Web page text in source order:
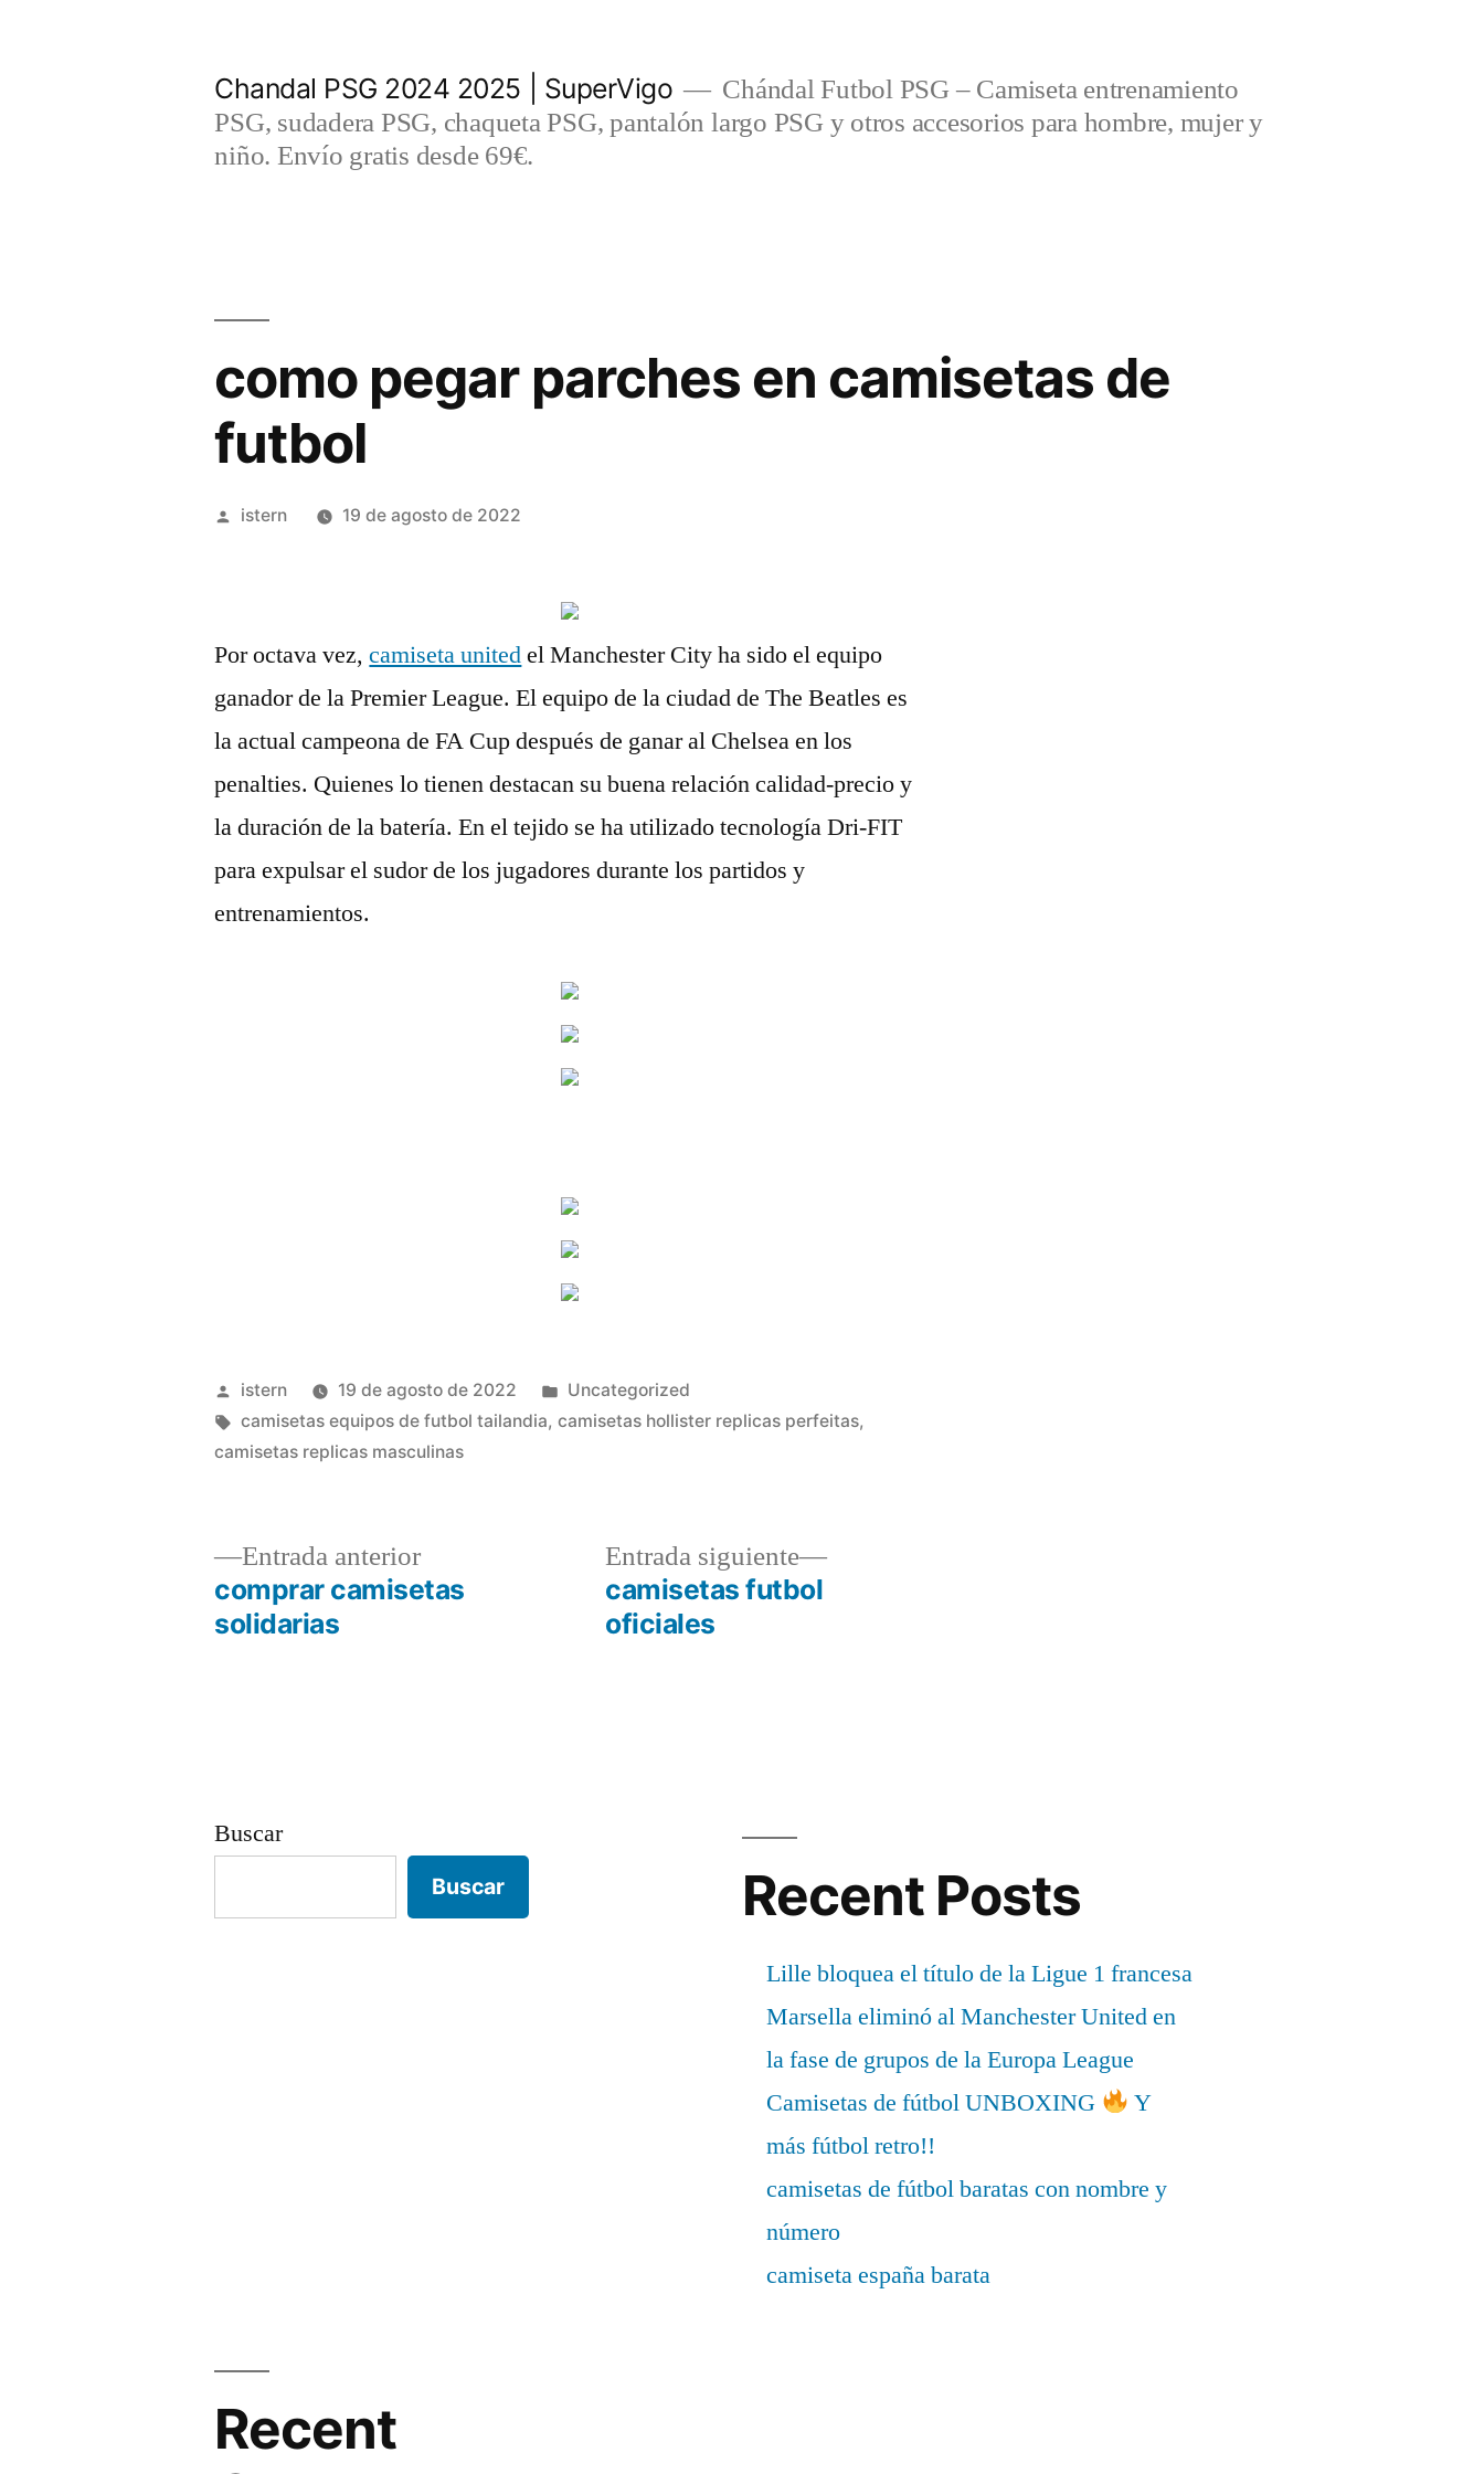
Chandal PSG 2024 2025 | SuperVigo
Chándal Futbol PSG – Camiseta entrenamiento
PSG, sudadera PSG, chaqueta PSG, pantalón largo PSG y otros accesorios para hombre, mujer y
niño. Envío gratis desde 69€.
como pegar parches en camisetas de
futbol
Publicado
istern 19 de agosto de 2022
Por octava vez,camiseta unitedel Manchester City ha sido el equipo
ganador de la Premier League. El equipo de la ciudad de The Beatles es
la actual campeona de FA Cup después de ganar al Chelsea en los
penalties. Quienes lo tienen destacan su buena relación calidad-precio y
la duración de la batería. En el tejido se ha utilizado tecnología Dri-FIT
para expulsar el sudor de los jugadores durante los partidos y
entrenamientos.
Publicado
por
istern 19 de agosto de 2022
Publicado
en
Uncategorized
Etiquetas:
camisetas equipos de futbol tailandia,camisetas hollister replicas perfeitas,
camisetas replicas masculinas
Navegación
Entrada anteriorEntrada
anterior:
comprar camisetas
solidarias
Entrada siguiente
Entrada
camisetas futbol
oficiales
Buscar
Buscar Recent Posts
Lille bloquea el título de la Ligue 1 francesa
Marsella eliminó al Manchester United en
la fase de grupos de la Europa League
Camisetas de fútbol UNBOXING
Y
más fútbol retro!!
camisetas de fútbol baratas con nombre y
número
camiseta españa barata
Recent